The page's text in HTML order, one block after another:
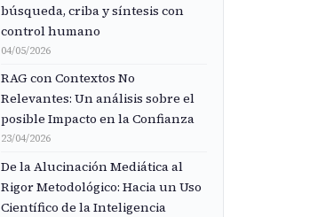
búsqueda, criba y síntesis con
control humano
04/05/2026
RAG con Contextos No
Relevantes: Un análisis sobre el
posible Impacto en la Confianza
23/04/2026
De la Alucinación Mediática al
Rigor Metodológico: Hacia un Uso
Científico de la Inteligencia